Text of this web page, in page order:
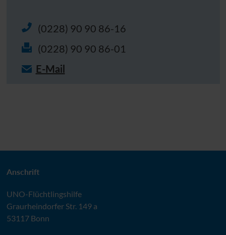
(0228) 90 90 86-16
(0228) 90 90 86-01
E-Mail
Anschrift
UNO-Flüchtlingshilfe
Graurheindorfer Str. 149 a
53117 Bonn